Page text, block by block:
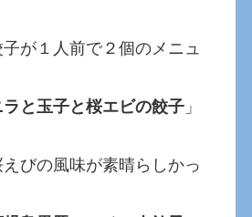
が１人前で２個のメニュ
ラと玉子と桜エビの餃子 」
びの風味が素晴らしかっ